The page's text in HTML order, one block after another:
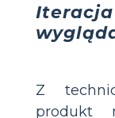
Z
produkt